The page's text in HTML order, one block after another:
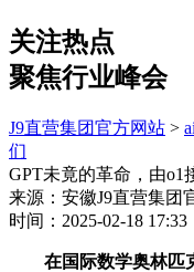
关注热点
聚焦行业峰会
J9直营集团官方网站 >
们
GPT未竟的革命，由
来源：安徽J9直营集团
时间：2025-02-18 17:33
在国际数学奥林匹克